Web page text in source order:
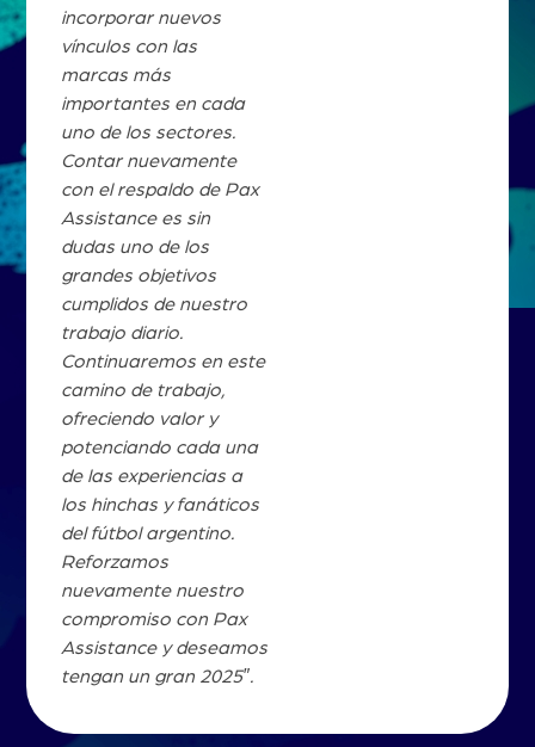
incorporar nuevos
vínculos con las
marcas más
importantes en cada
uno de los sectores.
Contar nuevamente
con el respaldo de Pax
Assistance es sin
dudas uno de los
grandes objetivos
cumplidos de nuestro
trabajo diario.
Continuaremos en este
camino de trabajo,
ofreciendo valor y
potenciando cada una
de las experiencias a
los hinchas y fanáticos
del fútbol argentino.
Reforzamos
nuevamente nuestro
compromiso con Pax
Assistance y deseamos
tengan un gran 2025″.